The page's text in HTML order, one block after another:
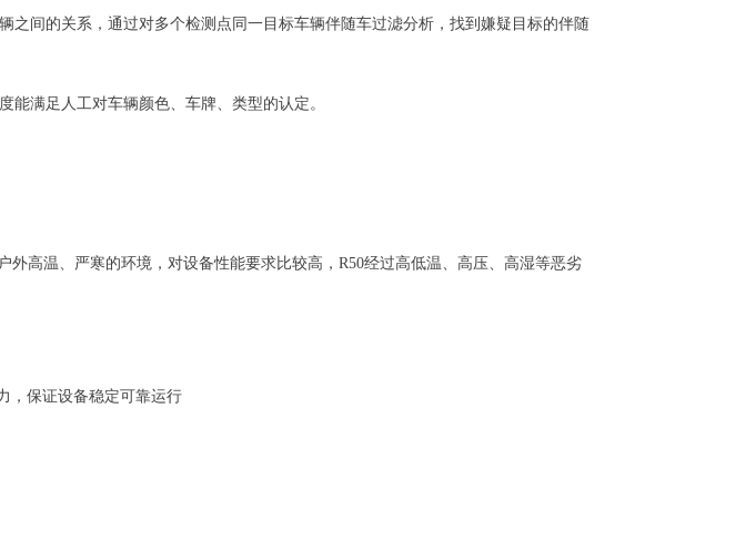
间的关系，通过对多个检测点同一目标车辆伴随车过滤分析，找到嫌疑目标的伴随
满足人工对车辆颜色、车牌、类型的认定。
高温、严寒的环境，对设备性能要求比较高，R50经过高低温、高压、高湿等恶劣
，保证设备稳定可靠运行